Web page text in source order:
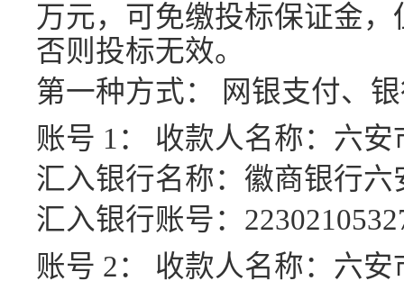
万元，可免缴投标保证金
否则投标无效。
第一种方式：
网银支付、
账号 1： 收款人名称：六
汇入银行名称：徽商银行
汇入银行账号：
账号 2： 收款人名称：六